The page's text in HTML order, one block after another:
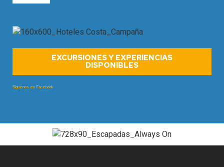
EXCURSIONES Y EXPERIENCIAS
DISPONIBLES
Síguenos en Facebook